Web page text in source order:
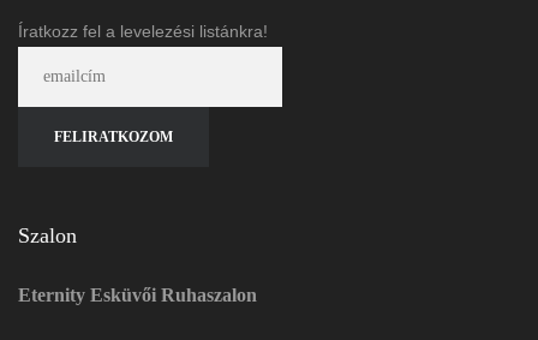
Íratkozz fel a levelezési listánkra!
Szalon
Eternity Esküvői Ruhaszalon